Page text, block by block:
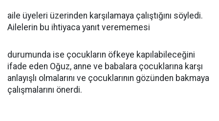
aile üyeleri üzerinden karşılamaya çalıştığını söyledi.
Ailelerin bu ihtiyaca yanıt verememesi
durumunda ise çocukların öfkeye kapılabileceğini
ifade eden Oğuz, anne ve babalara çocuklarına karşı
anlayışlı olmalarını ve çocuklarının gözünden bakmaya
çalışmalarını önerdi.